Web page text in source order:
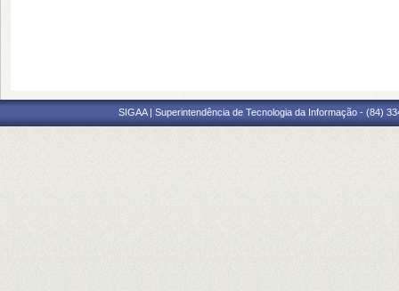
SIGAA | Superintendência de Tecnologia da Informação - (84)